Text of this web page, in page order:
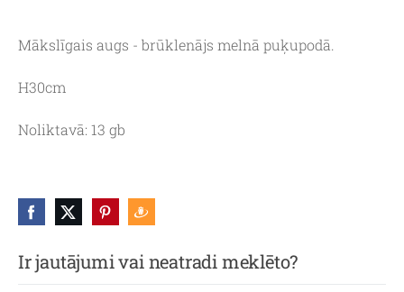
Ir jautājumi vai neatradi meklēto?
Mākslīgais augs - brūklenājs melnā puķupodā.
H30cm
Noliktavā: 13 gb